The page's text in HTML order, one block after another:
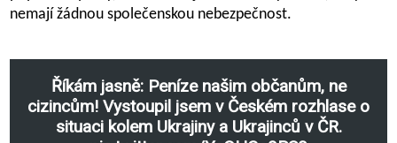
nemají žádnou společenskou nebezpečnost.
Říkám jasně: Peníze našim občanům, ne
cizincům! Vystoupil jsem v Českém rozhlase o
situaci kolem Ukrajiny a Ukrajinců v ČR.